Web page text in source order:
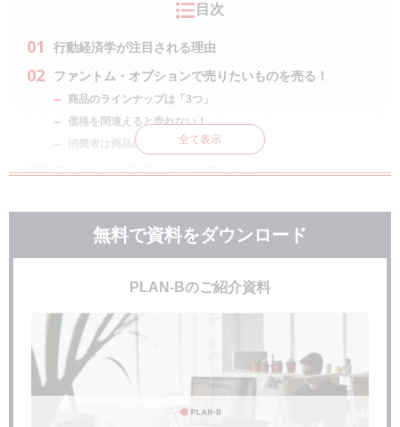
目次
行動経済学が注目される理由
ファントム・オプションで売りたいものを売る！
商品のラインナップは「3つ」
価格を間違えると売れない！
消費者は商品の中身も見ている
アンカリング効果でさらに売上を伸ばす！
全て表示
無料で資料をダウンロード
PLAN-Bのご紹介資料